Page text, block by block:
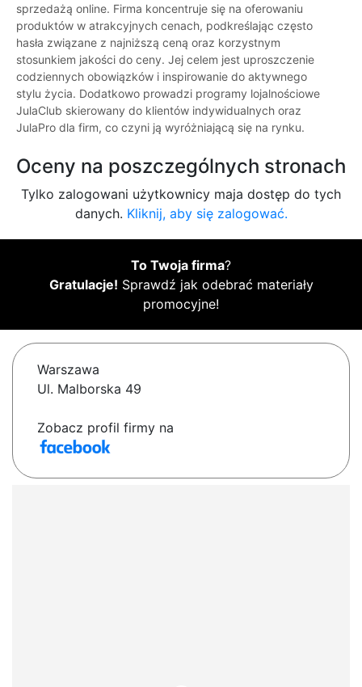
sprzedażą online. Firma koncentruje się na oferowaniu
produktów w atrakcyjnych cenach, podkreślając często
hasła związane z najniższą ceną oraz korzystnym
stosunkiem jakości do ceny. Jej celem jest uproszczenie
codziennych obowiązków i inspirowanie do aktywnego
stylu życia. Dodatkowo prowadzi programy lojalnościowe
JulaClub skierowany do klientów indywidualnych oraz
JulaPro dla firm, co czyni ją wyróżniającą się na rynku.
Oceny na poszczególnych stronach
Tylko zalogowani użytkownicy maja dostęp do tych
danych. Kliknij, aby się zalogować.
To Twoja firma?
Gratulacje! Sprawdź jak odebrać materiały
promocyjne!
Warszawa
Ul. Malborska 49
Zobacz profil firmy na